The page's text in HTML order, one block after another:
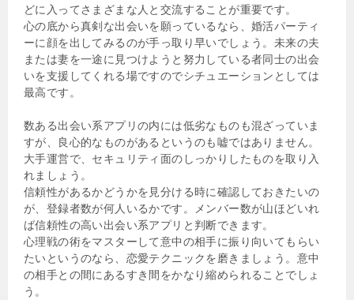
どに入ってさまざまな人と交流することが重要です。
心の底から真剣な出会いを願っているなら、婚活パーティ
ーに顔を出してみるのが手っ取り早いでしょう。未来の夫
または妻を一途に見つけようと努力している者同士の出会
いを支援してくれる場ですのでシチュエーションとしては
最高です。
数ある出会い系アプリの内には低劣なものも混ざっていま
すが、良心的なものがあるというのも嘘ではありません。
大手運営で、セキュリティ面のしっかりしたものを取り入
れましょう。
信頼性があるかどうかを見分ける時に確認しておきたいの
が、登録者数が何人いるかです。メンバー数が山ほどいれ
ば信頼性の高い出会い系アプリと判断できます。
心理戦の術をマスターして意中の相手に振り向いてもらい
たいというのなら、恋愛テクニックを磨きましょう。意中
の相手との間にあるすき間をかなり縮められることでしょ
う。